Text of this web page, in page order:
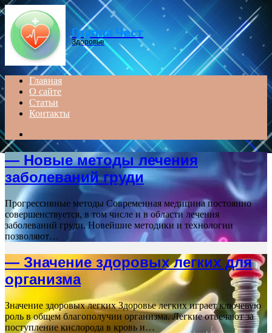
Menu
Группа Чест
Здоровье
Главная
О сайте
Статьи
Контакты
— Новые методы лечения
заболеваний груди
Прогрессивные методы Современная медицина постоянно
совершенствуется, в том числе и в области лечения
заболеваний груди. Новейшие методики и технологии
позволяют…
— Значение здоровых легких для
организма
Значение здоровых легких Здоровье легких играет ключевую
роль в общем благополучии организма. Легкие отвечают за
поступление кислорода в кровь и…